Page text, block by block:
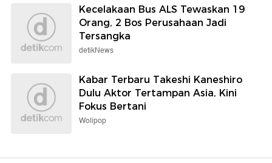
Kecelakaan Bus ALS Tewaskan 19
Orang, 2 Bos Perusahaan Jadi
Tersangka
detikNews
Kabar Terbaru Takeshi Kaneshiro
Dulu Aktor Tertampan Asia, Kini
Fokus Bertani
Wolipop